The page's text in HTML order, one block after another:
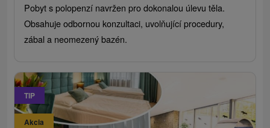
Pobyt s polopenzí navržen pro dokonalou úlevu těla.
Obsahuje odbornou konzultaci, uvolňující procedury,
zábal a neomezený bazén.
TIP
Akcia